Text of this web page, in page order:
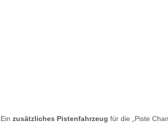
Ein zusätzliches Pistenfahrzeug für die „Piste